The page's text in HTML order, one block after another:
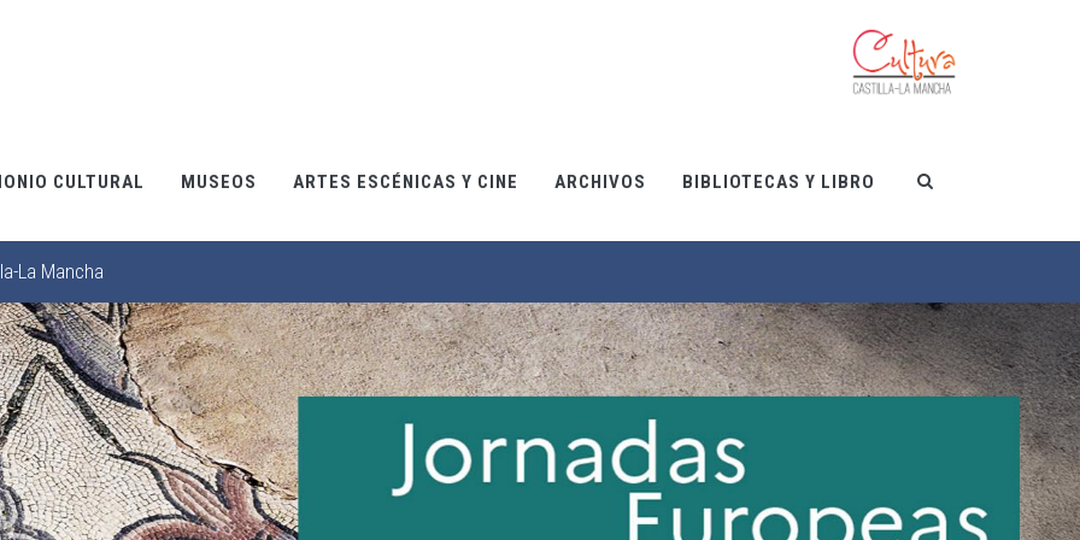
CULTURAL MUSEOS ARTES ESCÉNICAS Y CINE ARCHIVOS BIBLIOTECAS Y LIBRO
La Mancha